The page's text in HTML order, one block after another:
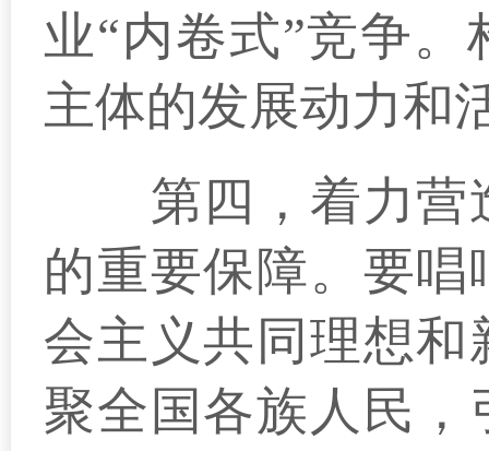
业“内卷式”竞争
主体的发展动力和
第四，着力营
的重要保障。要
会主义共同理想
聚全国各族人民